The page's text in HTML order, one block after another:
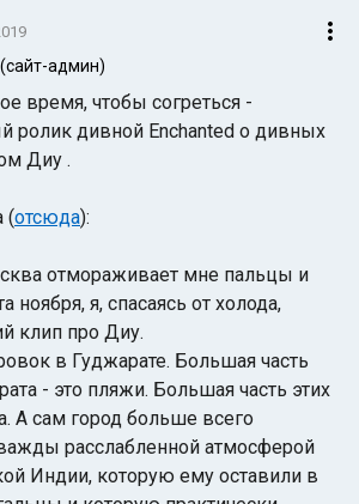
(сайт-админ)
время, чтобы согреться -
ролик дивной Enchanted о дивных
Диу .
(отсюда):
отмораживает мне пальцы и
ноября, я, спасаясь от холода,
клип про Диу.
в Гуджарате. Большая часть
- это пляжи. Большая часть этих
А сам город больше всего
расслабленной атмосферой
Индии, которую ему оставили в